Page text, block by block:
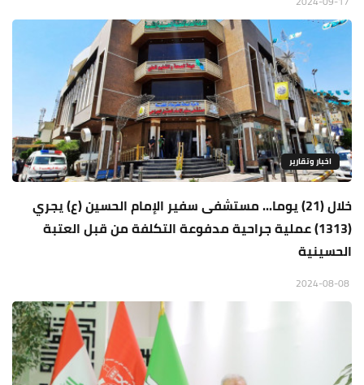
اخبار وتقارير
خلال (21) يوما... مستشفى سفير الإمام الحسين (ع) يجري
(1313) عملية جراحية مدفوعة التكلفة من قبل العتبة
الحسينية